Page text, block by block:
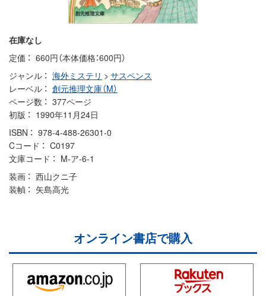
在庫なし
定価
660円（本体価格：600円）
ジャンル
海外ミステリ > サスペンス
レーベル
創元推理文庫（M）
ページ数
377ページ
初版
1990年11月24日
ISBN
978-4-488-26301-0
Cコード
C0197
文庫コード
M-ア-6-1
装画
西山クニ子
装幀
矢島高光
オンライン書店で購入